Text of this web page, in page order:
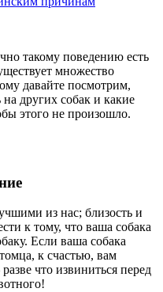
такому поведению есть
множество
давайте посмотрим,
других собак и какие
этого не произошло.
из нас; близость и
к тому, что ваша собака
Если ваша собака
к счастью, вам
что извиниться перед